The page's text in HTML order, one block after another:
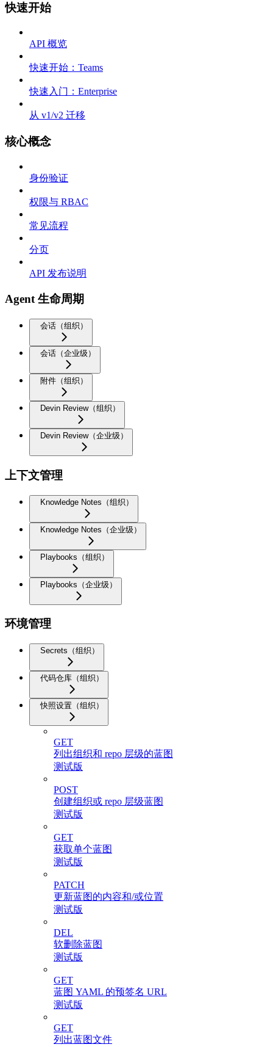
快速开始
API 概览
快速开始：Teams
快速入门：Enterprise
从 v1/v2 迁移
核心概念
身份验证
权限与 RBAC
常见流程
分页
API 发布说明
Agent 生命周期
会话（组织）
会话（企业级）
附件（组织）
Devin Review（组织）
Devin Review（企业级）
上下文管理
Knowledge Notes（组织）
Knowledge Notes（企业级）
Playbooks（组织）
Playbooks（企业级）
环境管理
Secrets（组织）
代码仓库（组织）
快照设置（组织）
GET
列出组织和 repo 层级的蓝图
测试版
POST
创建组织或 repo 层级蓝图
测试版
GET
获取单个蓝图
测试版
PATCH
更新蓝图的内容和/或位置
测试版
DEL
软删除蓝图
测试版
GET
蓝图 YAML 的预签名 URL
测试版
GET
列出蓝图文件